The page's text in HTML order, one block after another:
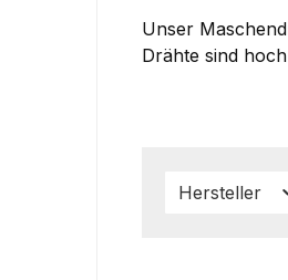
Unser
Drähte sind
Hersteller